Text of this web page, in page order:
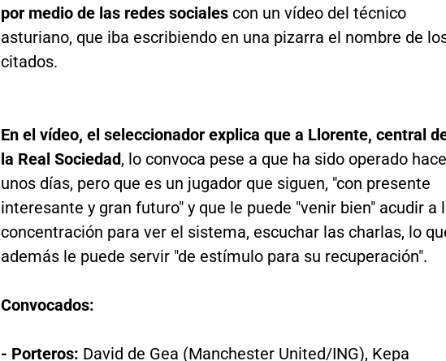
por medio de las redes socialescon un vídeo del técnico
asturiano, que iba escribiendo en una pizarra el nombre de
citados.
En el vídeo, el seleccionador explica que a Llorente, central
la Real Sociedad, lo convoca pese a que ha sido operado hace
unos días, pero que es un jugador que siguen, "con presente
interesante y gran futuro" y que le puede "venir bien" acudir a
concentración para ver el sistema, escuchar las charlas, lo
además le puede servir "de estímulo para su recuperación".
Convocados:
- Porteros: David de Gea (Manchester United/ING), Kepa